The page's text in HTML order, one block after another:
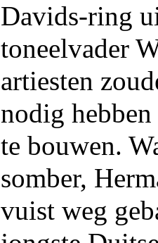
Davids-ring
toneelvader
artiesten
nodig
te bouwen.
somber,
vuist weg